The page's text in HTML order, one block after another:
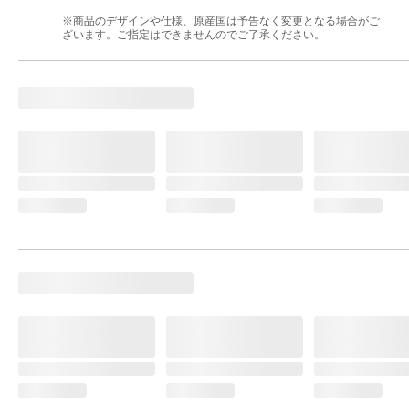
※商品のデザインや仕様、原産国は予告なく変更となる場合がご
ざいます。ご指定はできませんのでご了承ください。